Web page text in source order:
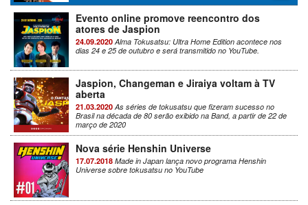
Evento online promove reencontro dos
atores de Jaspion
24.09.2020Alma Tokusatsu: Ultra Home Edition acontece nos
dias 24 e 25 de outubro e será transmitido no YouTube.
Jaspion, Changeman e Jiraiya voltam à TV
aberta
21.03.2020As séries de tokusatsu que fizeram sucesso no
Brasil na década de 80 serão exibido na Band, a partir de 22 de
março de 2020
Nova série Henshin Universe
17.07.2018 Made in Japan lança novo programa Henshin
Universe sobre tokusatsu no YouTube